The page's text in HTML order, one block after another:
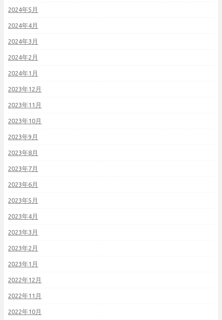
2024年5月
2024年4月
2024年3月
2024年2月
2024年1月
2023年12月
2023年11月
2023年10月
2023年9月
2023年8月
2023年7月
2023年6月
2023年5月
2023年4月
2023年3月
2023年2月
2023年1月
2022年12月
2022年11月
2022年10月